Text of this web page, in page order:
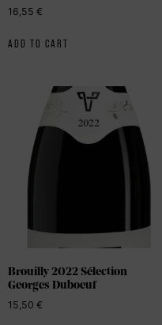
16,55 €
ADD TO CART
Brouilly 2022 Sélection
Georges Duboeuf
15,50 €